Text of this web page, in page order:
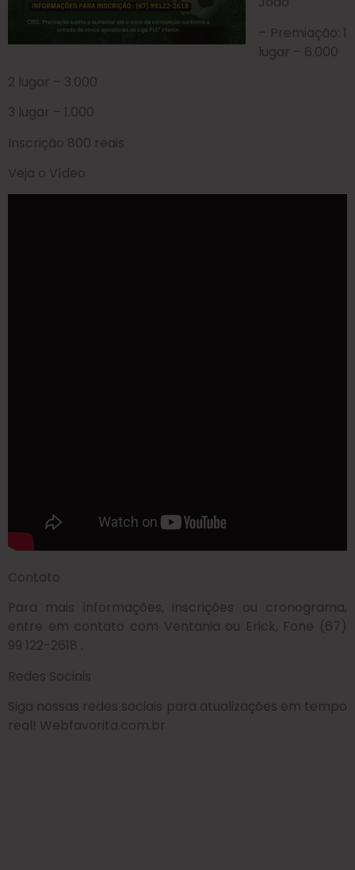
– Premiação: 1
lugar – 6.000
2 lugar – 3.000
3 lugar – 1.000
Inscrição 800 reais
Veja o Vídeo
Contato
Para mais informações, inscrições ou cronograma,
entre em contato com Ventania ou Erick, Fone (67)
99 122-2618 .
Redes Sociais
Siga nossas redes sociais para atualizações em tempo
real! Webfavorita.com.br